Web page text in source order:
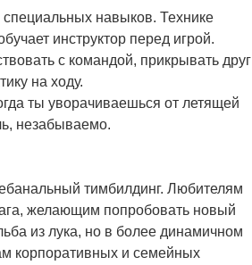
специальных навыков. Технике
инструктор перед игрой.
с командой, прикрывать друг
на ходу.
ты уворачиваешься от летящей
незабываемо.
тимбилдинг. Любителям
желающим попробовать новый
из лука, но в более динамичном
корпоративных и семейных